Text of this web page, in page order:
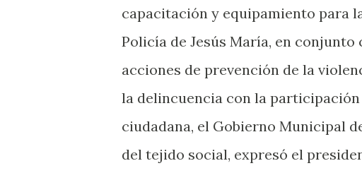
capacitación y equipamiento para
Policía de Jesús María, en conjunto
acciones de prevención de la
la delincuencia con la participación
ciudadana, el Gobierno Municipal
del tejido social, expresó el